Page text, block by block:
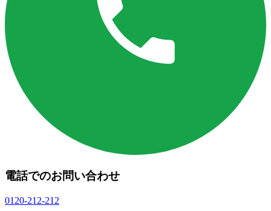
電話でのお問い合わせ
0120-212-212